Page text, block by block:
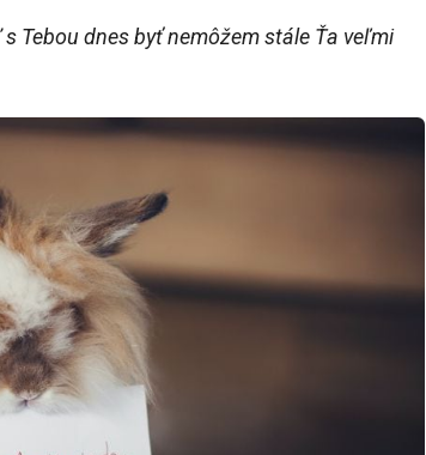
Tebou dnes byť nemôžem stále Ťa veľmi